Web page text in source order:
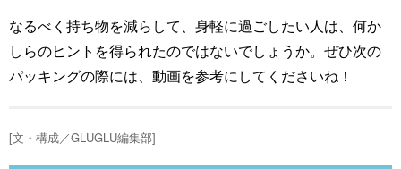
なるべく持ち物を減らして、身軽に過ごしたい人は、何か
しらのヒントを得られたのではないでしょうか。ぜひ次の
パッキングの際には、動画を参考にしてくださいね！
[文・構成／GLUGLU編集部]